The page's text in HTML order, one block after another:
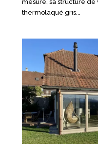
mesure, sa structure
thermolaqué gris...